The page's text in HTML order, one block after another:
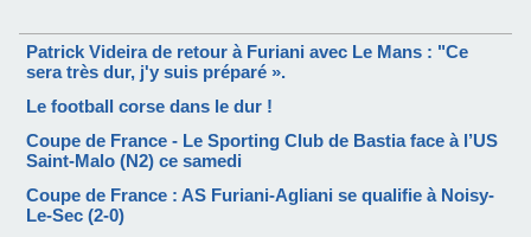
Patrick Videira de retour à Furiani avec Le Mans : "Ce
sera très dur, j'y suis préparé ».
Le football corse dans le dur !
Coupe de France - Le Sporting Club de Bastia face à l’US
Saint-Malo (N2) ce samedi
Coupe de France : AS Furiani-Agliani se qualifie à Noisy-
Le-Sec (2-0)